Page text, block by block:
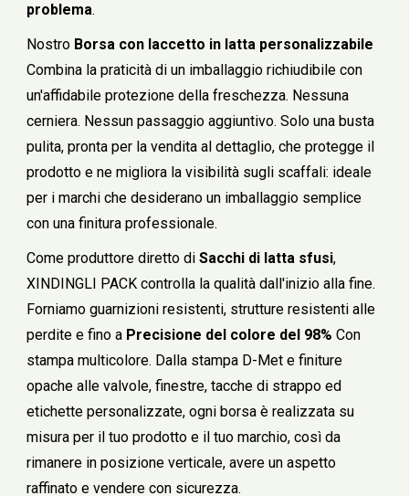
problema.
Nostro Borsa con laccetto in latta personalizzabile
Combina la praticità di un imballaggio richiudibile con
un'affidabile protezione della freschezza. Nessuna
cerniera. Nessun passaggio aggiuntivo. Solo una busta
pulita, pronta per la vendita al dettaglio, che protegge il
prodotto e ne migliora la visibilità sugli scaffali: ideale
per i marchi che desiderano un imballaggio semplice
con una finitura professionale.
Come produttore diretto di Sacchi di latta sfusi,
XINDINGLI PACK controlla la qualità dall'inizio alla fine.
Forniamo guarnizioni resistenti, strutture resistenti alle
perdite e fino a Precisione del colore del 98% Con
stampa multicolore. Dalla stampa D-Met e finiture
opache alle valvole, finestre, tacche di strappo ed
etichette personalizzate, ogni borsa è realizzata su
misura per il tuo prodotto e il tuo marchio, così da
rimanere in posizione verticale, avere un aspetto
raffinato e vendere con sicurezza.